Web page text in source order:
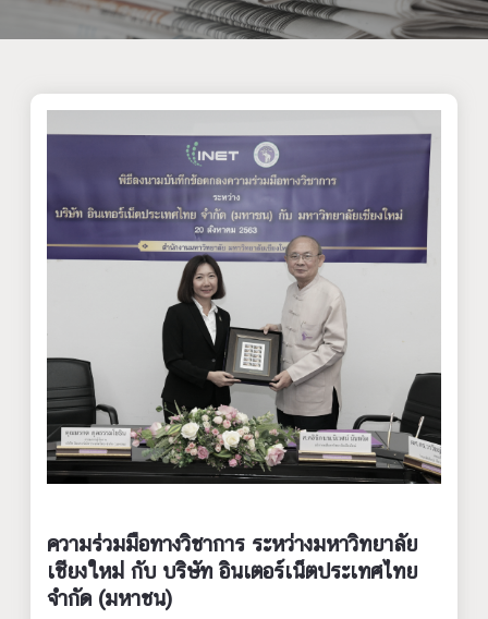
ความร่วมมือทางวิชาการ ระหว่างมหาวิทยาลัย
เชียงใหม่ กับ บริษัท อินเตอร์เน็ตประเทศไทย
จำกัด (มหาชน)